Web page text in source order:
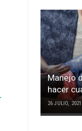
Manejo
hacer
26 JULIO, 2021